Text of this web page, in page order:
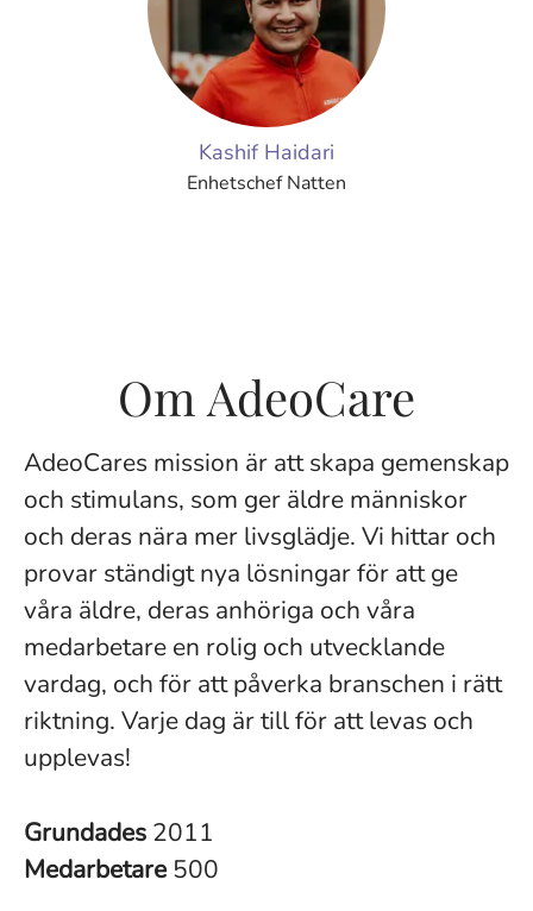
Kashif Haidari
Enhetschef Natten
Om AdeoCare
AdeoCares mission är att skapa gemenskap
och stimulans, som ger äldre människor
och deras nära mer livsglädje. Vi hittar och
provar ständigt nya lösningar för att ge
våra äldre, deras anhöriga och våra
medarbetare en rolig och utvecklande
vardag, och för att påverka branschen i rätt
riktning. Varje dag är till för att levas och
upplevas!
Grundades 2011
Medarbetare500